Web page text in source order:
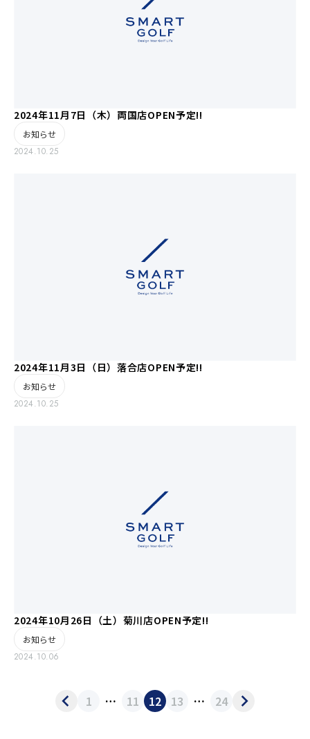
2024年11月7日（木）両国店OPEN予定!!
お知らせ
2024.10.25
2024年11月3日（日）落合店OPEN予定!!
お知らせ
2024.10.25
2024年10月26日（土）菊川店OPEN予定!!
お知らせ
2024.10.06
1 … 11 12 13 … 24